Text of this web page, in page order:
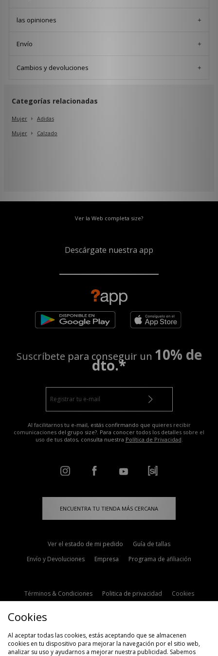
las opiniones
Envío
Cambios y devoluciones
Categorías relacionadas
Mujer
Adidas
Mujer
Calzado
Ver la Web completa size?
Descárgate nuestra app
Suscríbete para conseguir un 10% de
dto.*
Al facilitarnos tu e-mail, estás confirmando que quieres recibir
comunicaciones del grupo size?. Para conocer todos los detalles sobre el
uso de tus datos, consulta nuestra Política de Privacidad
ENCUENTRA TU TIENDA MÁS CERCANA
Ver el estado de mi pedido
Guía de tallas
Envío y Devoluciones
Empresa Programa de afiliación
Términos & Condiciones Politica de privacidad
Cookies
Cookies
Al aceptar todas las cookies, estás aceptando que se almacenen
cookies en tu dispositivo para mejorar la navegación por el sitio web,
analizar su uso y ayudarnos a mejorar nuestra publicidad. Sabemos